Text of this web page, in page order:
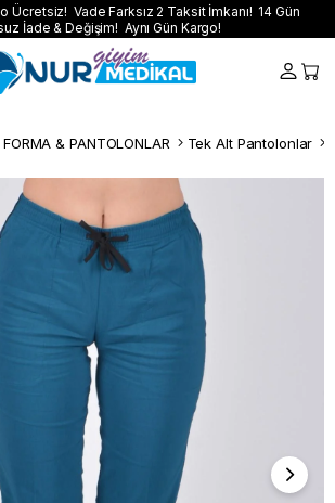
Ücretsiz! Vade Farksız 2 Taksit İmkanı! 14 Gün
İade & Değişim! Aynı Gün Kargo!
& PANTOLONLAR Tek Alt Pantolonlar